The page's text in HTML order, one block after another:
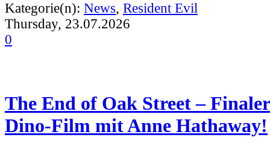
Kategorie(n): News, Resident Evil
Thursday, 23.07.2026
0
The End of Oak Street –
Dino-Film mit Anne Hathaway!